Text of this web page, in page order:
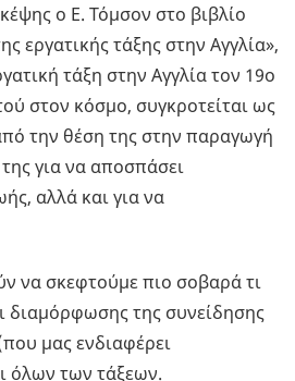
ο Ε. Τόμσον στο βιβλίο
εργατικής τάξης στην Αγγλία»,
τάξη στην Αγγλία τον 19ο
στον κόσμο, συγκροτείται ως
την θέση της στην παραγωγή
για να αποσπάσει
αλλά και για να
να σκεφτούμε πιο σοβαρά τι
διαμόρφωσης της συνείδησης
μας ενδιαφέρει
όλων των τάξεων.